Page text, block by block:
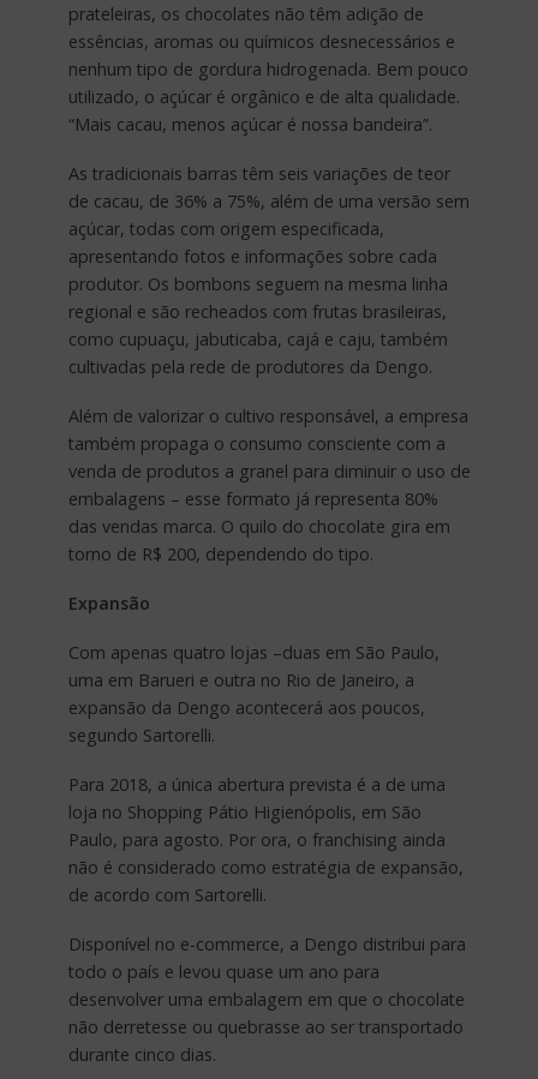
prateleiras, os chocolates não têm adição de
essências, aromas ou químicos desnecessários e
nenhum tipo de gordura hidrogenada. Bem pouco
utilizado, o açúcar é orgânico e de alta qualidade.
“Mais cacau, menos açúcar é nossa bandeira”.
As tradicionais barras têm seis variações de teor
de cacau, de 36% a 75%, além de uma versão sem
açúcar, todas com origem especificada,
apresentando fotos e informações sobre cada
produtor. Os bombons seguem na mesma linha
regional e são recheados com frutas brasileiras,
como cupuaçu, jabuticaba, cajá e caju, também
cultivadas pela rede de produtores da Dengo.
Além de valorizar o cultivo responsável, a empresa
também propaga o consumo consciente com a
venda de produtos a granel para diminuir o uso de
embalagens – esse formato já representa 80%
das vendas marca. O quilo do chocolate gira em
torno de R$ 200, dependendo do tipo.
Expansão
Com apenas quatro lojas –duas em São Paulo,
uma em Barueri e outra no Rio de Janeiro, a
expansão da Dengo acontecerá aos poucos,
segundo Sartorelli.
Para 2018, a única abertura prevista é a de uma
loja no Shopping Pátio Higienópolis, em São
Paulo, para agosto. Por ora, o franchising ainda
não é considerado como estratégia de expansão,
de acordo com Sartorelli.
Disponível no e-commerce, a Dengo distribui para
todo o país e levou quase um ano para
desenvolver uma embalagem em que o chocolate
não derretesse ou quebrasse ao ser transportado
durante cinco dias.